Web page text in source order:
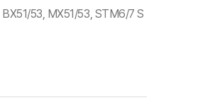
: BX51/53, MX51/53, STM6/7 S